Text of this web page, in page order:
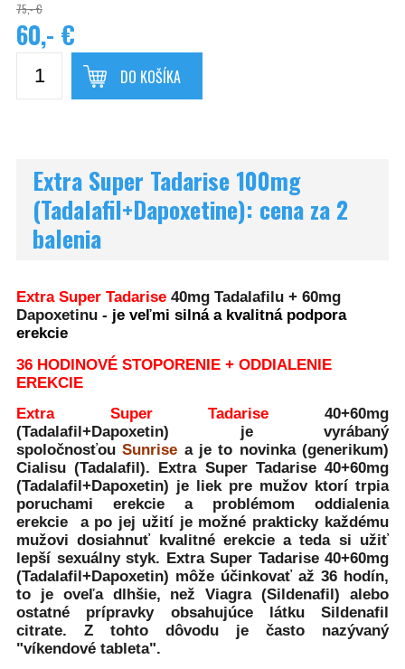
75,- €
60,- €
DO KOŠÍKA
Extra Super Tadarise 100mg
(Tadalafil+Dapoxetine): cena za 2
balenia
Extra Super Tadarise 40mg Tadalafilu + 60mg
Dapoxetinu - je veľmi silná a kvalitná podpora
erekcie
36 HODINOVÉ STOPORENIE + ODDIALENIE
EREKCIE
Extra Super Tadarise 40+60mg
(Tadalafil+Dapoxetin) je vyrábaný
spoločnosťouSunrise a je to novinka (generikum)
Cialisu (Tadalafil). Extra Super Tadarise 40+60mg
(Tadalafil+Dapoxetin) je liek pre mužov ktorí trpia
poruchami erekcie a problémom oddialenia
erekcie a po jej užití je možné prakticky každému
mužovi dosiahnuť kvalitné erekcie a teda si užiť
lepší sexuálny styk. Extra Super Tadarise 40+60mg
(Tadalafil+Dapoxetin) môže účinkovať až 36 hodín,
to je oveľa dlhšie, než Viagra (Sildenafil) alebo
ostatné prípravky obsahujúce látku Sildenafil
citrate. Z tohto dôvodu je často nazývaný
"víkendové tableta".